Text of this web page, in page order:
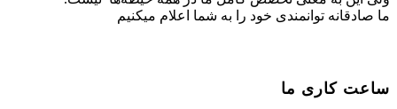
توانمندی خود را به شما اعلام میکنیم
کاری ما